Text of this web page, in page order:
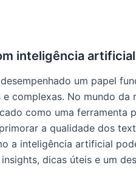
inteligência artificial
um papel
complexas. No mundo da
como uma ferramenta
a qualidade dos
a inteligência artificial
dicas úteis e um